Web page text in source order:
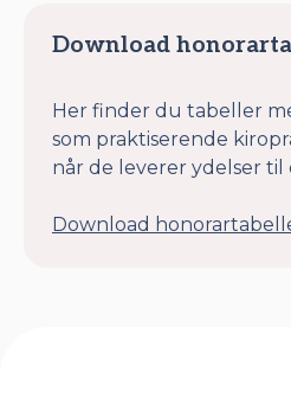
Download
Her finder du tabeller
som praktiserende
når de leverer ydelser til
Download